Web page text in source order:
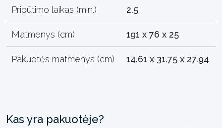
Pripūtimo laikas (min.) 2.5
Matmenys (cm) 191 x 76 x 25
Pakuotės matmenys (cm) 14.61 x 31.75 x 27.94
Kas yra pakuotėje?